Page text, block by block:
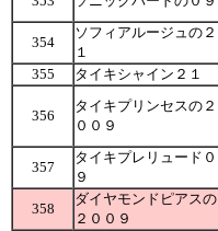
354
ソフィアルージュの２
１
355
タイキシャイン２１
356
タイキプリンセスの２
００９
357
タイキプレリュード０
９
358
ダイヤモンドピアスの
２００９